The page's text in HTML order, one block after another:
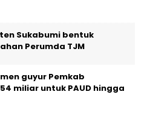
Sukabumi bentuk
Perumda TJM
guyur Pemkab
miliar untuk PAUD hingga